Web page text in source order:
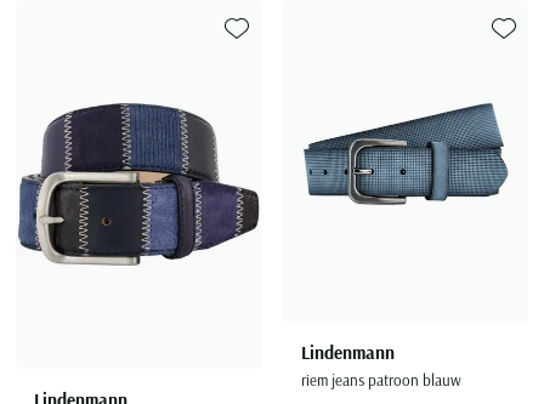
Lindenmann
Lindenmann
riem jeans patroon blauw